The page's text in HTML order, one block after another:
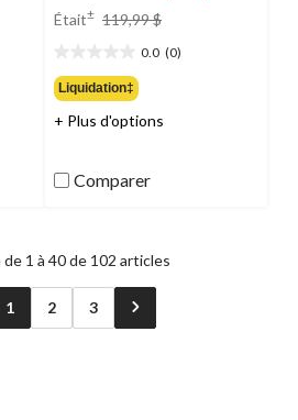
Était± 119,99 $
119,99 $
0.0 (0)
étoile(s)
sur
5.
Liquidation‡
+ Plus d'options
Comparer
1 à 40 de 102 articles
1 2 3